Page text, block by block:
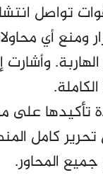
تواصل
ومنع أي
وأشارت
تأكيدها على
كامل
المحاور.